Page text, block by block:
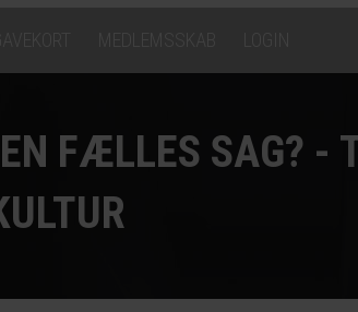
FÆLLES SAG? -